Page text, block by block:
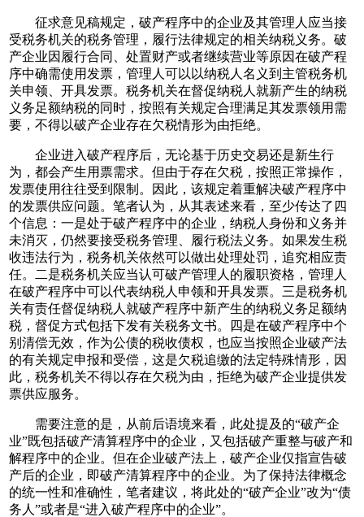
征求意见稿规定，破产程序中的企业及其管理人应当接
受税务机关的税务管理，履行法律规定的相关纳税义务。破
产企业因履行合同、处置财产或者继续营业等原因在破产程
序中确需使用发票，管理人可以以纳税人名义到主管税务机
关申领、开具发票。税务机关在督促纳税人就新产生的纳税
义务足额纳税的同时，按照有关规定合理满足其发票领用需
要，不得以破产企业存在欠税情形为由拒绝。
企业进入破产程序后，无论基于历史交易还是新生行
为，都会产生用票需求。但由于存在欠税，按照正常操作，
发票使用往往受到限制。因此，该规定着重解决破产程序中
的发票供应问题。笔者认为，从其表述来看，至少传达了四
个信息：一是处于破产程序中的企业，纳税人身份和义务并
未消灭，仍然要接受税务管理、履行税法义务。如果发生税
收违法行为，税务机关依然可以做出处理处罚，追究相应责
任。二是税务机关应当认可破产管理人的履职资格，管理人
在破产程序中可以代表纳税人申领和开具发票。三是税务机
关有责任督促纳税人就破产程序中新产生的纳税义务足额纳
税，督促方式包括下发有关税务文书。四是在破产程序中个
别清偿无效，作为公债的税收债权，也应当按照企业破产法
的有关规定申报和受偿，这是欠税追缴的法定特殊情形，因
此，税务机关不得以存在欠税为由，拒绝为破产企业提供发
票供应服务。
需要注意的是，从前后语境来看，此处提及的“破产企
业”既包括破产清算程序中的企业，又包括破产重整与破产和
解程序中的企业。但在企业破产法上，破产企业仅指宣告破
产后的企业，即破产清算程序中的企业。为了保持法律概念
的统一性和准确性，笔者建议，将此处的“破产企业”改为“债
务人”或者是“进入破产程序中的企业”。